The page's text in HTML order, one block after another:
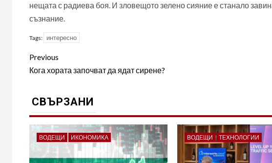
нещата с радиева боя. И зловещото зелено сияние е станало
съзнание.
Tags: интересно
Post
navigation
Previous
Кога хората започват да ядат сирене?
СВЪРЗАНИ
ВОДЕЩИ ИКОНОМИКА ВОДЕЩИ ТЕХНОЛОГИИ